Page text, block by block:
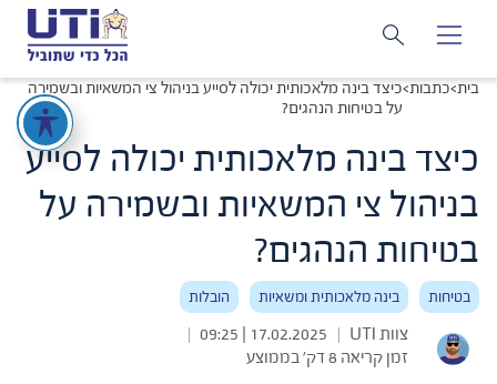
בית>כתבות>כיצד בינה מלאכותית יכולה לסייע בניהול צי המשאיות ובשמירה
על בטיחות הנהגים?
כיצד בינה מלאכותית יכולה לסייע
בניהול צי המשאיות ובשמירה על
בטיחות הנהגים?
בטיחות בינה מלאכותית ומשאיות הובלות
צוות UTI 17.02.2025 | 09:25
זמן קריאה 8 דק׳ בממוצע